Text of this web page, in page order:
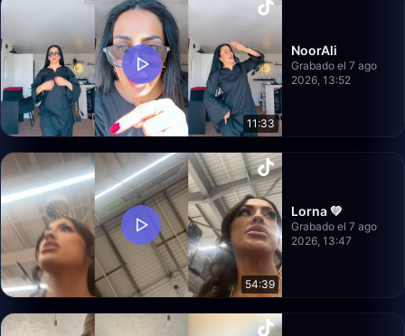
11:33
NoorAli
Grabado el 7 ago
2026, 13:52
54:39
Lorna 💚
Grabado el 7 ago
2026, 13:47